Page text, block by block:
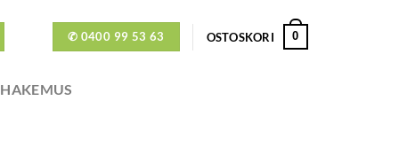
✆ 0400 99 53 63 OSTOSKORI 0